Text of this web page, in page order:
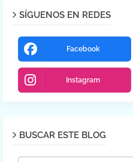
SÍGUENOS EN REDES
Facebook
Instagram
BUSCAR ESTE BLOG